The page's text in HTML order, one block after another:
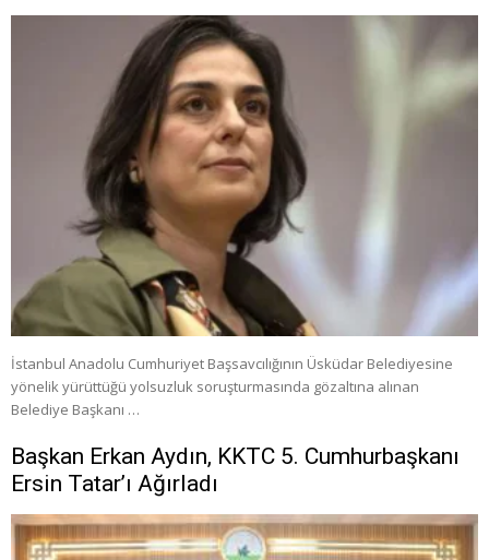
İstanbul Anadolu Cumhuriyet Başsavcılığının Üsküdar Belediyesine
yönelik yürüttüğü yolsuzluk soruşturmasında gözaltına alınan
Belediye Başkanı …
Başkan Erkan Aydın, KKTC 5. Cumhurbaşkanı
Ersin Tatar’ı Ağırladı